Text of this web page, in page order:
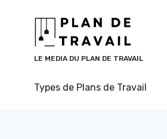
LE MEDIA DU PLAN DE TRAVAIL
Types de Plans de Travail